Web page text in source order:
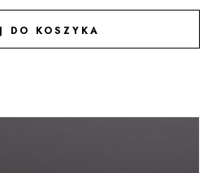
DO KOSZYKA
DO ULUBIONYCH